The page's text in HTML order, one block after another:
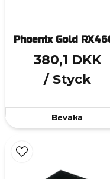
Phoenix Gold
380,1 DKK
/ Styck
Bevaka